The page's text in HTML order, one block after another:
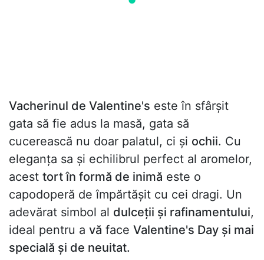
Vacherinul de Valentine's este în sfârșit
gata să fie adus la masă, gata să
cucerească nu doar palatul, ci și ochii. Cu
eleganța sa și echilibrul perfect al aromelor,
acest tort în formă de inimă este o
capodoperă de împărtășit cu cei dragi. Un
adevărat simbol al dulceții și rafinamentului,
ideal pentru a vă face Valentine's Day și mai
specială și de neuitat.